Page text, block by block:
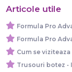
Articole utile
Formula Pro
Formula Pro
Cum se
Trusouri botez -